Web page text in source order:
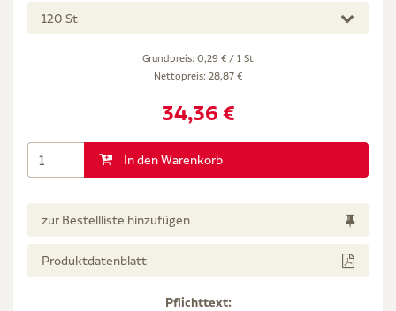
120 St
Grundpreis: 0,29 € / 1 St
Nettopreis: 28,87 €
34,36 €
In den Warenkorb
zur Bestellliste hinzufügen
Produktdatenblatt
Pflichttext: